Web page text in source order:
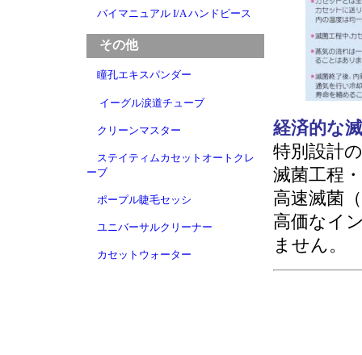
バイマニュアル I/A ハンドピース
その他
瞳孔エキスパンダー
イーグル涙道チューブ
クリーンマスター
ステイティムカセットオートクレ
ーブ
ポープル睫毛セッシ
ユニバーサルクリーナー
カセットウォーター
経済的な
特別設計
滅菌工程
高速滅菌
高価なイ
ません。